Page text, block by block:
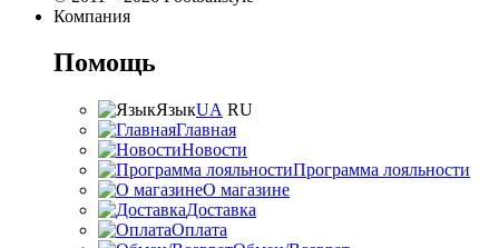
Компания
Помощь
ЯзыкUA RU
Главная
Новости
Программа лояльности
О магазине
Доставка
Оплата